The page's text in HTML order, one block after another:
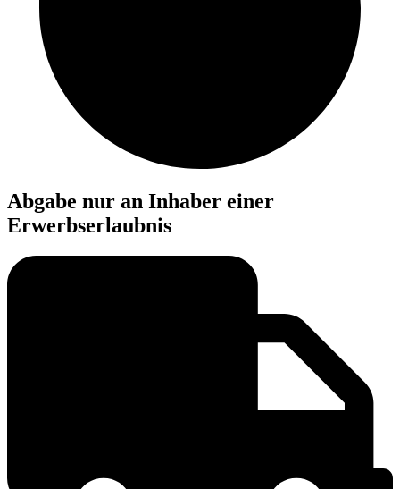
Abgabe nur an Inhaber einer
Erwerbserlaubnis